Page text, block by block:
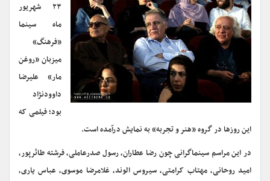
۲۳ شهریور
ماه سینما
«فرهنگ»
میزبان «روغن
مار» علیرضا
داوودنژاد
بود؛ فیلمی که
این روزها در گروه «هنر و تجربه» به نمایش درآمده است.
در این مراسم سینماگرانی چون رضا عطاران، رسول صدرعاملی، فرشته طائرپور،
امید روحانی، مهتاب کرامتی، سیروس الوند، غلامرضا موسوی، عباس یاری،